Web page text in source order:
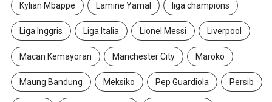
Kylian Mbappe Lamine Yamal liga champions
Liga Inggris Liga Italia Lionel Messi Liverpool
Macan Kemayoran Manchester City Maroko
Maung Bandung Meksiko Pep Guardiola Persib